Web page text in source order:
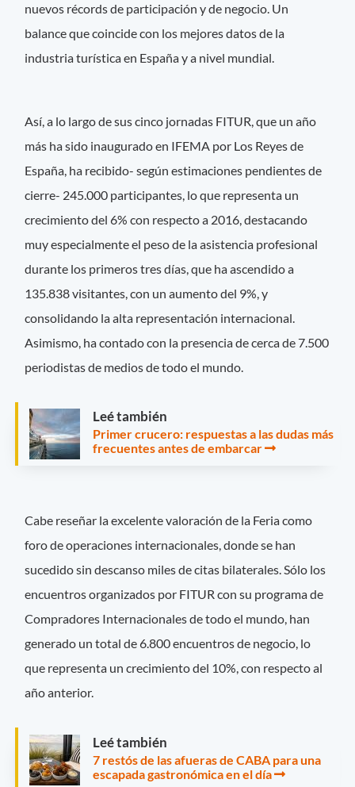
nuevos récords de participación y de negocio. Un
balance que coincide con los mejores datos de la
industria turística en España y a nivel mundial.
Así, a lo largo de sus cinco jornadas FITUR, que un año
más ha sido inaugurado en IFEMA por Los Reyes de
España, ha recibido- según estimaciones pendientes de
cierre- 245.000 participantes, lo que representa un
crecimiento del 6% con respecto a 2016, destacando
muy especialmente el peso de la asistencia profesional
durante los primeros tres días, que ha ascendido a
135.838 visitantes, con un aumento del 9%, y
consolidando la alta representación internacional.
Asimismo, ha contado con la presencia de cerca de 7.500
periodistas de medios de todo el mundo.
Leé también
Primer crucero: respuestas a las dudas más
frecuentes antes de embarcar
Cabe reseñar la excelente valoración de la Feria como
foro de operaciones internacionales, donde se han
sucedido sin descanso miles de citas bilaterales. Sólo los
encuentros organizados por FITUR con su programa de
Compradores Internacionales de todo el mundo, han
generado un total de 6.800 encuentros de negocio, lo
que representa un crecimiento del 10%, con respecto al
año anterior.
Leé también
7 restós de las afueras de CABA para una
escapada gastronómica en el día